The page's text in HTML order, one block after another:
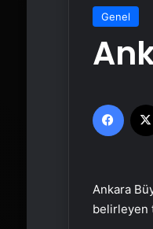
Genel
Ankara
belirleyen